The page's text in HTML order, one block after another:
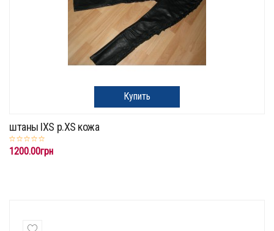
Купить
штаны IXS p.XS кожа
1200.00грн